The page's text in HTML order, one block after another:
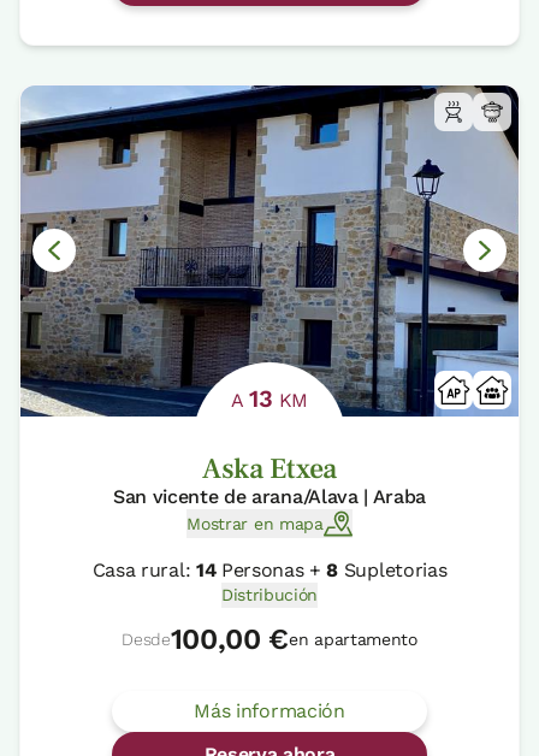
A13 KM
Aska Etxea
San vicente de arana/Alava | Araba
Mostrar en mapa
Casa rural: 14Personas +8 Supletorias
Distribución
Desde100,00 €en apartamento
Más información